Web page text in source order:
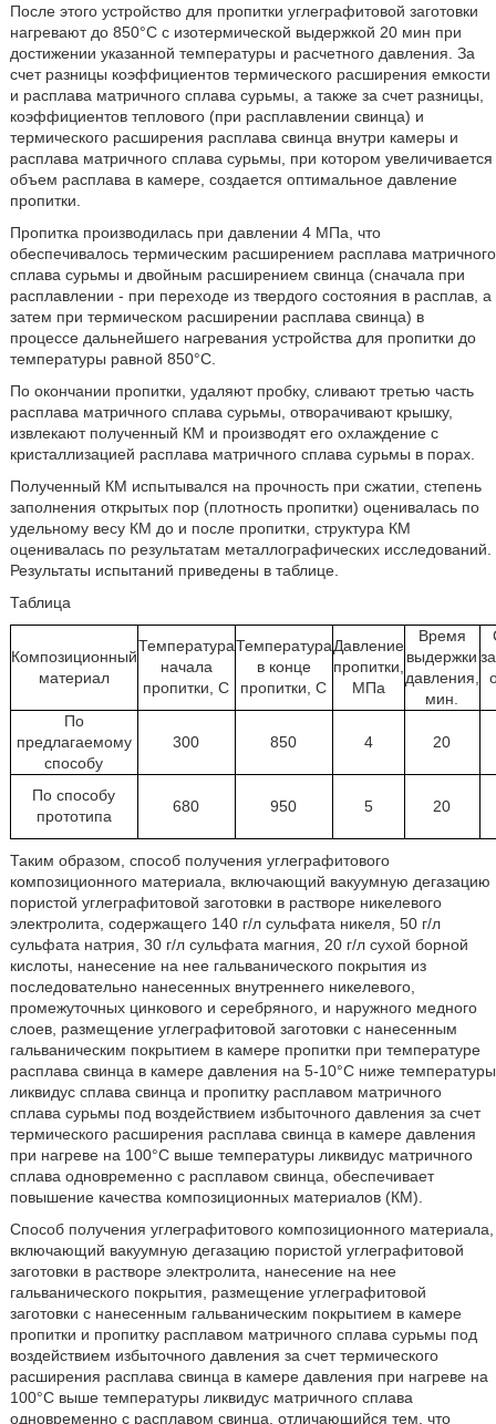
После этого устройство для пропитки углеграфитовой заготовки
нагревают до 850°С с изотермической выдержкой 20 мин при
достижении указанной температуры и расчетного давления. За
счет разницы коэффициентов термического расширения емкости
и расплава матричного сплава сурьмы, а также за счет разницы,
коэффициентов теплового (при расплавлении свинца) и
термического расширения расплава свинца внутри камеры и
расплава матричного сплава сурьмы, при котором увеличивается
объем расплава в камере, создается оптимальное давление
пропитки.
Пропитка производилась при давлении 4 МПа, что
обеспечивалось термическим расширением расплава матричного
сплава сурьмы и двойным расширением свинца (сначала при
расплавлении - при переходе из твердого состояния в расплав, а
затем при термическом расширении расплава свинца) в
процессе дальнейшего нагревания устройства для пропитки до
температуры равной 850°С.
По окончании пропитки, удаляют пробку, сливают третью часть
расплава матричного сплава сурьмы, отворачивают крышку,
извлекают полученный КМ и производят его охлаждение с
кристаллизацией расплава матричного сплава сурьмы в порах.
Полученный КМ испытывался на прочность при сжатии, степень
заполнения открытых пор (плотность пропитки) оценивалась по
удельному весу КМ до и после пропитки, структура КМ
оценивалась по результатам металлографических исследований.
Результаты испытаний приведены в таблице.
Таблица
Композиционный
материал
Температура
начала
пропитки, С
Температура
в конце
пропитки, С
Давление
пропитки,
МПа
Время
выдержки
давления,
мин.
По
предлагаемому
способу
300 850 4 20
По способу
прототипа
680 950 5 20
Таким образом, способ получения углеграфитового
композиционного материала, включающий вакуумную дегазацию
пористой углеграфитовой заготовки в растворе никелевого
электролита, содержащего 140 г/л сульфата никеля, 50 г/л
сульфата натрия, 30 г/л сульфата магния, 20 г/л сухой борной
кислоты, нанесение на нее гальванического покрытия из
последовательно нанесенных внутреннего никелевого,
промежуточных цинкового и серебряного, и наружного медного
слоев, размещение углеграфитовой заготовки с нанесенным
гальваническим покрытием в камере пропитки при температуре
расплава свинца в камере давления на 5-10°С ниже температуры
ликвидус сплава свинца и пропитку расплавом матричного
сплава сурьмы под воздействием избыточного давления за счет
термического расширения расплава свинца в камере давления
при нагреве на 100°С выше температуры ликвидус матричного
сплава одновременно с расплавом свинца, обеспечивает
повышение качества композиционных материалов (КМ).
Способ получения углеграфитового композиционного материала,
включающий вакуумную дегазацию пористой углеграфитовой
заготовки в растворе электролита, нанесение на нее
гальванического покрытия, размещение углеграфитовой
заготовки с нанесенным гальваническим покрытием в камере
пропитки и пропитку расплавом матричного сплава сурьмы под
воздействием избыточного давления за счет термического
расширения расплава свинца в камере давления при нагреве на
100°С выше температуры ликвидус матричного сплава
одновременно с расплавом свинца, отличающийся тем, что